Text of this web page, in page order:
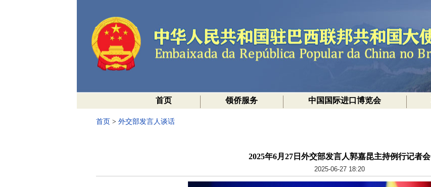
首页 领侨服务 中国国际进口博览会
首页 > 外交部发言人谈话
2025年6月27日外交部发言人郭嘉昆主持例行记者会
2025-06-27 18:20